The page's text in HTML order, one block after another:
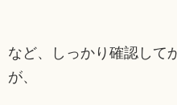
など、しっかり確認して
が、